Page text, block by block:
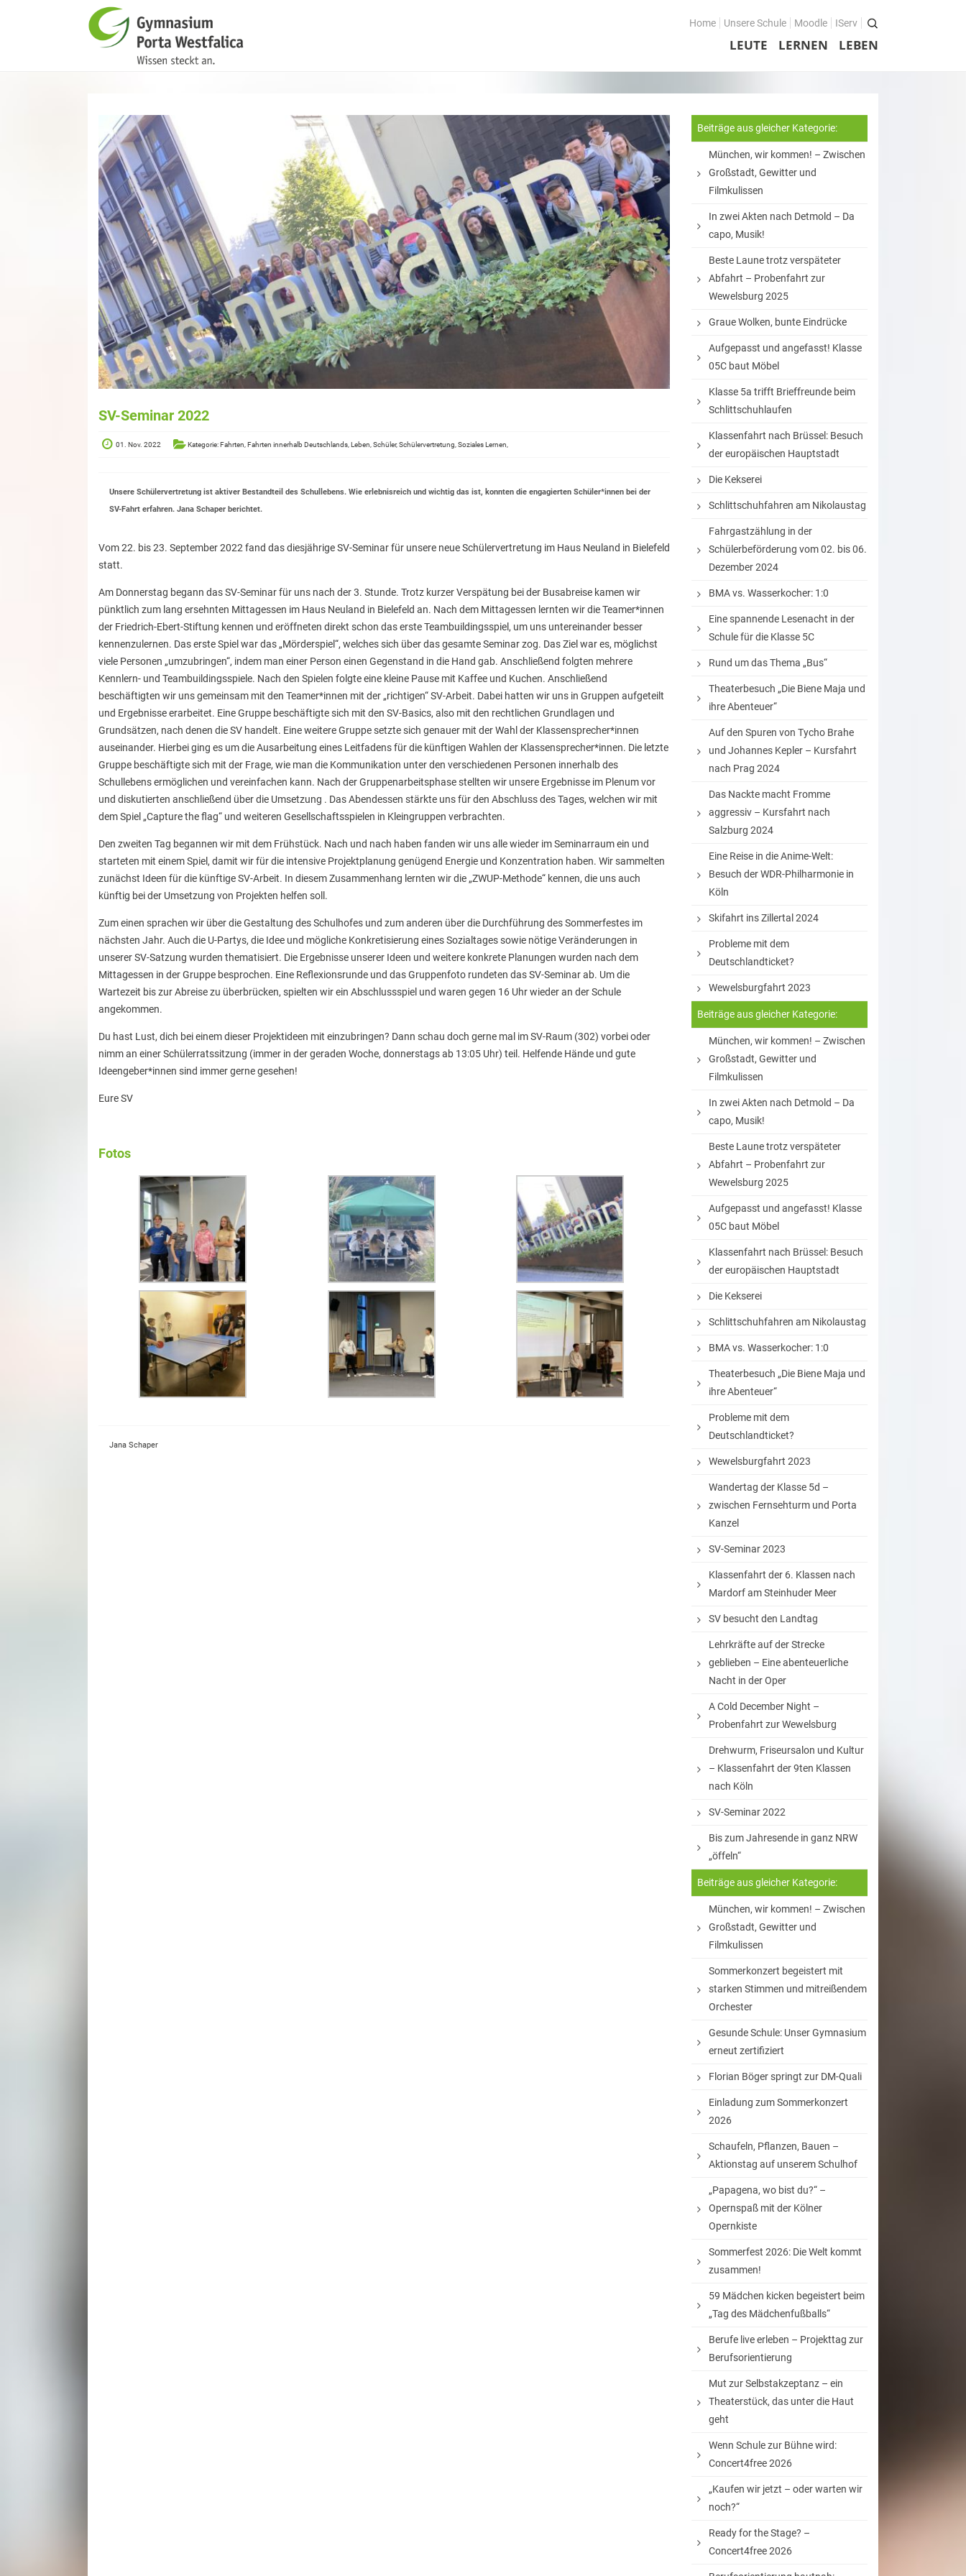
Home Unsere Schule Moodle IServ
LEUTE LERNEN LEBEN
SV-Seminar 2022
01. Nov. 2022 Kategorie: Fahrten, Fahrten innerhalb Deutschlands, Leben, Schüler, Schülervertretung, Soziales Lernen,
Unsere Schülervertretung ist aktiver Bestandteil des Schullebens. Wie erlebnisreich und wichtig das ist, konnten die engagierten Schüler*innen bei der
SV-Fahrt erfahren. Jana Schaper berichtet.
Vom 22. bis 23. September 2022 fand das diesjährige SV-Seminar für unsere neue Schülervertretung im Haus Neuland in Bielefeld
statt.
Am Donnerstag begann das SV-Seminar für uns nach der 3. Stunde. Trotz kurzer Verspätung bei der Busabreise kamen wir
pünktlich zum lang ersehnten Mittagessen im Haus Neuland in Bielefeld an. Nach dem Mittagessen lernten wir die Teamer*innen
der Friedrich-Ebert-Stiftung kennen und eröffneten direkt schon das erste Teambuildingsspiel, um uns untereinander besser
kennenzulernen. Das erste Spiel war das „Mörderspiel“, welches sich über das gesamte Seminar zog. Das Ziel war es, möglichst
viele Personen „umzubringen“, indem man einer Person einen Gegenstand in die Hand gab. Anschließend folgten mehrere
Kennlern- und Teambuildingsspiele. Nach den Spielen folgte eine kleine Pause mit Kaffee und Kuchen. Anschließend
beschäftigten wir uns gemeinsam mit den Teamer*innen mit der „richtigen“ SV-Arbeit. Dabei hatten wir uns in Gruppen aufgeteilt
und Ergebnisse erarbeitet. Eine Gruppe beschäftigte sich mit den SV-Basics, also mit den rechtlichen Grundlagen und
Grundsätzen, nach denen die SV handelt. Eine weitere Gruppe setzte sich genauer mit der Wahl der Klassensprecher*innen
auseinander. Hierbei ging es um die Ausarbeitung eines Leitfadens für die künftigen Wahlen der Klassensprecher*innen. Die letzte
Gruppe beschäftigte sich mit der Frage, wie man die Kommunikation unter den verschiedenen Personen innerhalb des
Schullebens ermöglichen und vereinfachen kann. Nach der Gruppenarbeitsphase stellten wir unsere Ergebnisse im Plenum vor
und diskutierten anschließend über die Umsetzung . Das Abendessen stärkte uns für den Abschluss des Tages, welchen wir mit
dem Spiel „Capture the flag“ und weiteren Gesellschaftsspielen in Kleingruppen verbrachten.
Den zweiten Tag begannen wir mit dem Frühstück. Nach und nach haben fanden wir uns alle wieder im Seminarraum ein und
starteten mit einem Spiel, damit wir für die intensive Projektplanung genügend Energie und Konzentration haben. Wir sammelten
zunächst Ideen für die künftige SV-Arbeit. In diesem Zusammenhang lernten wir die „ZWUP-Methode“ kennen, die uns auch
künftig bei der Umsetzung von Projekten helfen soll.
Zum einen sprachen wir über die Gestaltung des Schulhofes und zum anderen über die Durchführung des Sommerfestes im
nächsten Jahr. Auch die U-Partys, die Idee und mögliche Konkretisierung eines Sozialtages sowie nötige Veränderungen in
unserer SV-Satzung wurden thematisiert. Die Ergebnisse unserer Ideen und weitere konkrete Planungen wurden nach dem
Mittagessen in der Gruppe besprochen. Eine Reflexionsrunde und das Gruppenfoto rundeten das SV-Seminar ab. Um die
Wartezeit bis zur Abreise zu überbrücken, spielten wir ein Abschlussspiel und waren gegen 16 Uhr wieder an der Schule
angekommen.
Du hast Lust, dich bei einem dieser Projektideen mit einzubringen? Dann schau doch gerne mal im SV-Raum (302) vorbei oder
nimm an einer Schülerratssitzung (immer in der geraden Woche, donnerstags ab 13:05 Uhr) teil. Helfende Hände und gute
Ideengeber*innen sind immer gerne gesehen!
Eure SV
Fotos
Jana Schaper
Beiträge aus gleicher Kategorie:
München, wir kommen! – Zwischen
Großstadt, Gewitter und
Filmkulissen
In zwei Akten nach Detmold – Da
capo, Musik!
Beste Laune trotz verspäteter
Abfahrt – Probenfahrt zur
Wewelsburg 2025
Graue Wolken, bunte Eindrücke
Aufgepasst und angefasst! Klasse
05C baut Möbel
Klasse 5a trifft Brieffreunde beim
Schlittschuhlaufen
Klassenfahrt nach Brüssel: Besuch
der europäischen Hauptstadt
Die Kekserei
Schlittschuhfahren am Nikolaustag
Fahrgastzählung in der
Schülerbeförderung vom 02. bis 06.
Dezember 2024
BMA vs. Wasserkocher: 1:0
Eine spannende Lesenacht in der
Schule für die Klasse 5C
Rund um das Thema „Bus“
Theaterbesuch „Die Biene Maja und
ihre Abenteuer“
Auf den Spuren von Tycho Brahe
und Johannes Kepler – Kursfahrt
nach Prag 2024
Das Nackte macht Fromme
aggressiv – Kursfahrt nach
Salzburg 2024
Eine Reise in die Anime-Welt:
Besuch der WDR-Philharmonie in
Köln
Skifahrt ins Zillertal 2024
Probleme mit dem
Deutschlandticket?
Wewelsburgfahrt 2023
Beiträge aus gleicher Kategorie:
München, wir kommen! – Zwischen
Großstadt, Gewitter und
Filmkulissen
In zwei Akten nach Detmold – Da
capo, Musik!
Beste Laune trotz verspäteter
Abfahrt – Probenfahrt zur
Wewelsburg 2025
Aufgepasst und angefasst! Klasse
05C baut Möbel
Klassenfahrt nach Brüssel: Besuch
der europäischen Hauptstadt
Die Kekserei
Schlittschuhfahren am Nikolaustag
BMA vs. Wasserkocher: 1:0
Theaterbesuch „Die Biene Maja und
ihre Abenteuer“
Probleme mit dem
Deutschlandticket?
Wewelsburgfahrt 2023
Wandertag der Klasse 5d –
zwischen Fernsehturm und Porta
Kanzel
SV-Seminar 2023
Klassenfahrt der 6. Klassen nach
Mardorf am Steinhuder Meer
SV besucht den Landtag
Lehrkräfte auf der Strecke
geblieben – Eine abenteuerliche
Nacht in der Oper
A Cold December Night –
Probenfahrt zur Wewelsburg
Drehwurm, Friseursalon und Kultur
– Klassenfahrt der 9ten Klassen
nach Köln
SV-Seminar 2022
Bis zum Jahresende in ganz NRW
„öffeln“
Beiträge aus gleicher Kategorie:
München, wir kommen! – Zwischen
Großstadt, Gewitter und
Filmkulissen
Sommerkonzert begeistert mit
starken Stimmen und mitreißendem
Orchester
Gesunde Schule: Unser Gymnasium
erneut zertifiziert
Florian Böger springt zur DM-Quali
Einladung zum Sommerkonzert
2026
Schaufeln, Pflanzen, Bauen –
Aktionstag auf unserem Schulhof
„Papagena, wo bist du?“ –
Opernspaß mit der Kölner
Opernkiste
Sommerfest 2026: Die Welt kommt
zusammen!
59 Mädchen kicken begeistert beim
„Tag des Mädchenfußballs“
Berufe live erleben – Projekttag zur
Berufsorientierung
Mut zur Selbstakzeptanz – ein
Theaterstück, das unter die Haut
geht
Wenn Schule zur Bühne wird:
Concert4free 2026
„Kaufen wir jetzt – oder warten wir
noch?“
Ready for the Stage? –
Concert4free 2026